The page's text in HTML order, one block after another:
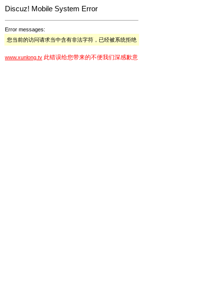
Discuz! Mobile System Error
Error messages:
您当前的访问请求当中含有非法字符，已经被系统拒绝
www.xunlong.tv 此错误给您带来的不便我们深感歉意